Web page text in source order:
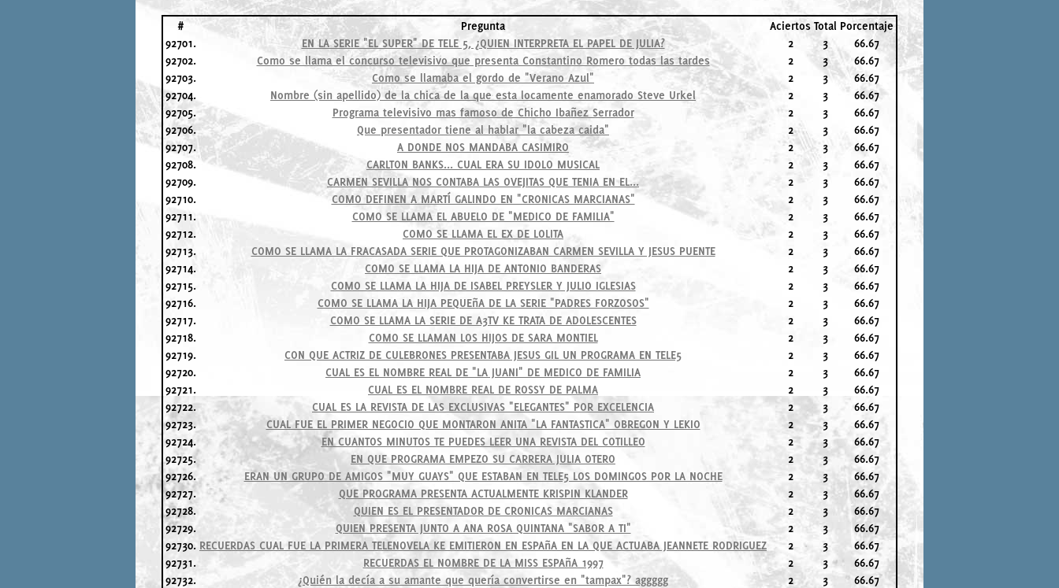
# Pregunta Aciertos Total Porcentaje
92701.
EN LA SERIE "EL SUPER" DE TELE 5, ¿QUIEN INTERPRETA EL PAPEL DE JULIA? 2 3
66.67
92702.
Como se llama el concurso televisivo que presenta Constantino Romero todas las tardes 2 3
66.67
92703.
Como se llamaba el gordo de "Verano Azul" 2 3
66.67
92704.
Nombre (sin apellido) de la chica de la que esta locamente enamorado Steve Urkel 2 3
66.67
92705.
Programa televisivo mas famoso de Chicho Ibañez Serrador 2 3
66.67
92706.
Que presentador tiene al hablar "la cabeza caida" 2 3
66.67
92707.
A DONDE NOS MANDABA CASIMIRO 2 3
66.67
92708.
CARLTON BANKS... CUAL ERA SU IDOLO MUSICAL 2 3
66.67
92709.
CARMEN SEVILLA NOS CONTABA LAS OVEJITAS QUE TENIA EN EL... 2 3
66.67
92710.
COMO DEFINEN A MARTÍ GALINDO EN "CRONICAS MARCIANAS" 2 3
66.67
92711.
COMO SE LLAMA EL ABUELO DE "MEDICO DE FAMILIA" 2 3
66.67
92712.
COMO SE LLAMA EL EX DE LOLITA 2 3
66.67
92713.
COMO SE LLAMA LA FRACASADA SERIE QUE PROTAGONIZABAN CARMEN SEVILLA Y JESUS PUENTE 2 3
66.67
92714.
COMO SE LLAMA LA HIJA DE ANTONIO BANDERAS 2 3
66.67
92715.
COMO SE LLAMA LA HIJA DE ISABEL PREYSLER Y JULIO IGLESIAS 2 3
66.67
92716.
COMO SE LLAMA LA HIJA PEQUEñA DE LA SERIE "PADRES FORZOSOS" 2 3
66.67
92717.
COMO SE LLAMA LA SERIE DE A3TV KE TRATA DE ADOLESCENTES 2 3
66.67
92718.
COMO SE LLAMAN LOS HIJOS DE SARA MONTIEL 2 3
66.67
92719.
CON QUE ACTRIZ DE CULEBRONES PRESENTABA JESUS GIL UN PROGRAMA EN TELE5 2 3
66.67
92720.
CUAL ES EL NOMBRE REAL DE "LA JUANI" DE MEDICO DE FAMILIA 2 3
66.67
92721.
CUAL ES EL NOMBRE REAL DE ROSSY DE PALMA 2 3
66.67
92722.
CUAL ES LA REVISTA DE LAS EXCLUSIVAS "ELEGANTES" POR EXCELENCIA 2 3
66.67
92723.
CUAL FUE EL PRIMER NEGOCIO QUE MONTARON ANITA "LA FANTASTICA" OBREGON Y LEKIO 2 3
66.67
92724.
EN CUANTOS MINUTOS TE PUEDES LEER UNA REVISTA DEL COTILLEO 2 3
66.67
92725.
EN QUE PROGRAMA EMPEZO SU CARRERA JULIA OTERO 2 3
66.67
92726.
ERAN UN GRUPO DE AMIGOS "MUY GUAYS" QUE ESTABAN EN TELE5 LOS DOMINGOS POR LA NOCHE 2 3
66.67
92727.
QUE PROGRAMA PRESENTA ACTUALMENTE KRISPIN KLANDER 2 3
66.67
92728.
QUIEN ES EL PRESENTADOR DE CRONICAS MARCIANAS 2 3
66.67
92729.
QUIEN PRESENTA JUNTO A ANA ROSA QUINTANA "SABOR A TI" 2 3
66.67
92730. RECUERDAS CUAL FUE LA PRIMERA TELENOVELA KE EMITIERON EN ESPAñA EN LA QUE ACTUABA JEANNETE RODRIGUEZ 2 3
66.67
92731.
RECUERDAS EL NOMBRE DE LA MISS ESPAñA 1997 2 3
66.67
92732.
¿Quién la decía a su amante que quería convertirse en "tampax"? aggggg 2 3
66.67